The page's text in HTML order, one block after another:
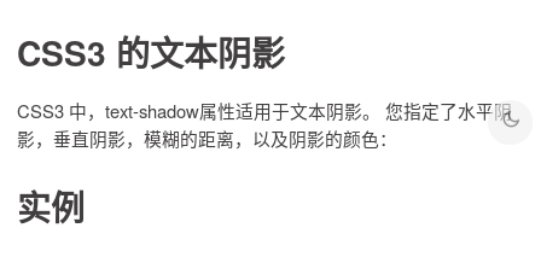
CSS3 的文本阴影
CSS3 中，text-shadow属性适用于文本阴影。 您指定了水平阴
影，垂直阴影，模糊的距离，以及阴影的颜色：
实例